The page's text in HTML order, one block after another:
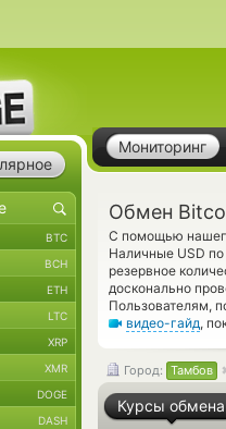
Мониторинг
Обмен
С помощью
Наличные USD
резервное
досконально
Пользователям,
видео-гайд,
Город: Тамбов
Курсы обмена
BTC
BCH
ETH
LTC
XRP
XMR
DOGE
DASH